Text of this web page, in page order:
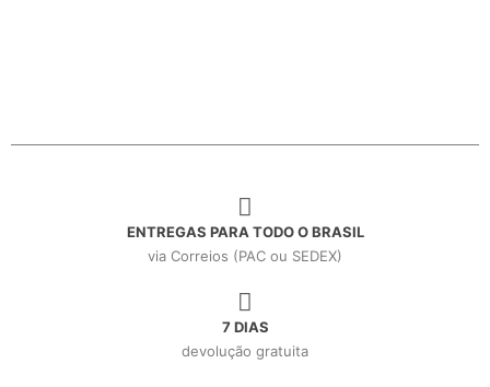
ENTREGAS PARA TODO O BRASIL
via Correios (PAC ou SEDEX)
7 DIAS
devolução gratuita